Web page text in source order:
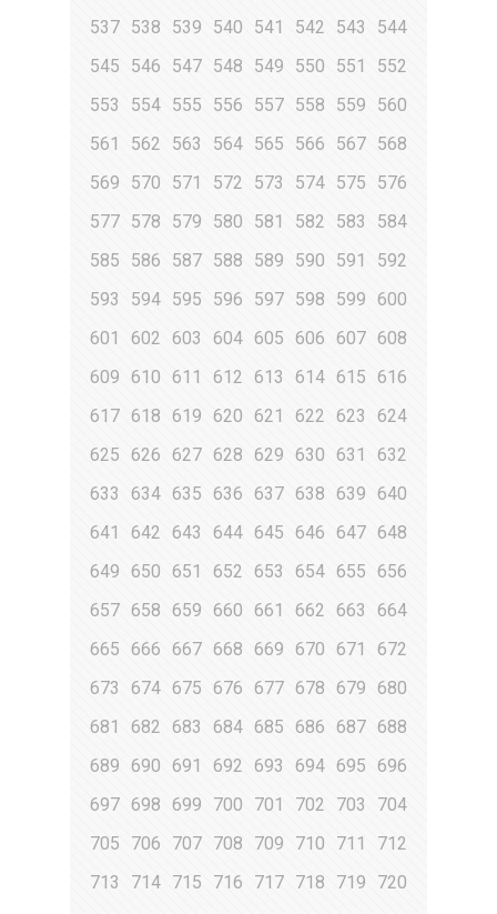
537 538 539 540 541 542 543
544
545
546 547 548 549 550 551
552
553
554 555 556 557 558 559
560
561
562 563 564 565 566 567 568
569
570 571 572 573 574 575
576
577 578 579 580 581 582 583
584
585
586 587 588 589 590 591
592
593
594 595 596 597 598 599
600
601
602 603 604 605 606 607 608
609
610 611 612 613 614 615
616
617 618 619 620 621 622 623
624
625
626 627 628 629 630 631
632
633
634 635 636 637 638 639 640
641
642 643 644 645 646 647 648
649
650 651 652 653 654 655 656
657 658 659 660 661 662 663
664
665
666 667 668 669 670 671
672
673
674 675 676 677 678 679
680
681
682 683 684 685 686 687 688
689
690 691 692 693 694 695
696
697 698 699 700 701 702 703
704
705
706 707 708 709 710 711
712
713
714 715 716 717 718 719
720